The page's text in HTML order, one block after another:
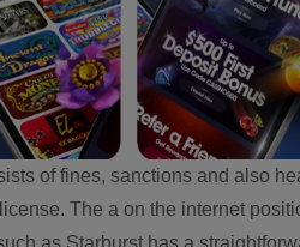
of fines, sanctions and also
The a on the internet
as Starburst has a